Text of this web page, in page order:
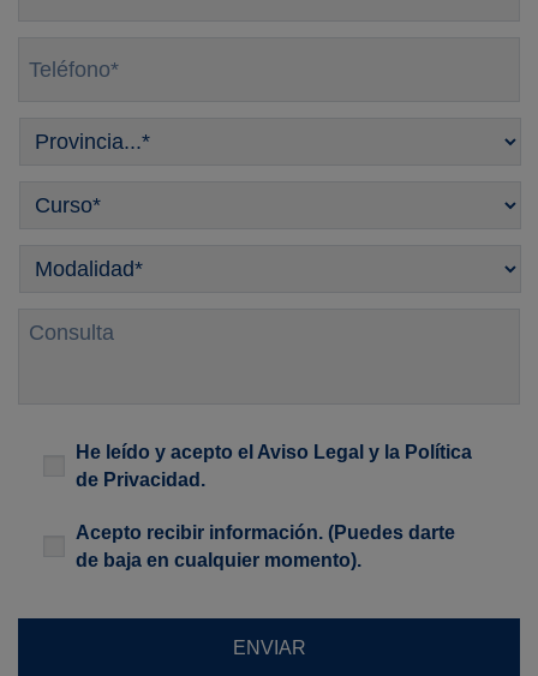
Provincia
Curso *
Modalidad *
Consulta
*
He leído y acepto el Aviso Legal y la Política
de Privacidad .
NewsletterAcepto recibir información. (Puedes darte
de baja en cualquier momento).